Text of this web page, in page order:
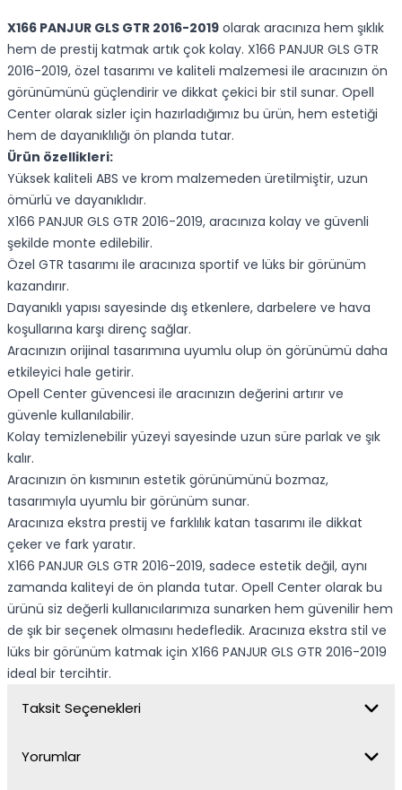
X166 PANJUR GLS GTR 2016-2019 olarak aracınıza hem şıklık
hem de prestij katmak artık çok kolay. X166 PANJUR GLS GTR
2016-2019, özel tasarımı ve kaliteli malzemesi ile aracınızın ön
görünümünü güçlendirir ve dikkat çekici bir stil sunar. Opell
Center olarak sizler için hazırladığımız bu ürün, hem estetiği
hem de dayanıklılığı ön planda tutar.
Ürün özellikleri:
Yüksek kaliteli ABS ve krom malzemeden üretilmiştir, uzun
ömürlü ve dayanıklıdır.
X166 PANJUR GLS GTR 2016-2019, aracınıza kolay ve güvenli
şekilde monte edilebilir.
Özel GTR tasarımı ile aracınıza sportif ve lüks bir görünüm
kazandırır.
Dayanıklı yapısı sayesinde dış etkenlere, darbelere ve hava
koşullarına karşı direnç sağlar.
Aracınızın orijinal tasarımına uyumlu olup ön görünümü daha
etkileyici hale getirir.
Opell Center güvencesi ile aracınızın değerini artırır ve
güvenle kullanılabilir.
Kolay temizlenebilir yüzeyi sayesinde uzun süre parlak ve şık
kalır.
Aracınızın ön kısmının estetik görünümünü bozmaz,
tasarımıyla uyumlu bir görünüm sunar.
Aracınıza ekstra prestij ve farklılık katan tasarımı ile dikkat
çeker ve fark yaratır.
X166 PANJUR GLS GTR 2016-2019, sadece estetik değil, aynı
zamanda kaliteyi de ön planda tutar. Opell Center olarak bu
ürünü siz değerli kullanıcılarımıza sunarken hem güvenilir hem
de şık bir seçenek olmasını hedefledik. Aracınıza ekstra stil ve
lüks bir görünüm katmak için X166 PANJUR GLS GTR 2016-2019
ideal bir tercihtir.
Taksit Seçenekleri
Yorumlar